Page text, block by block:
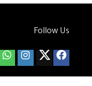
Follow Us